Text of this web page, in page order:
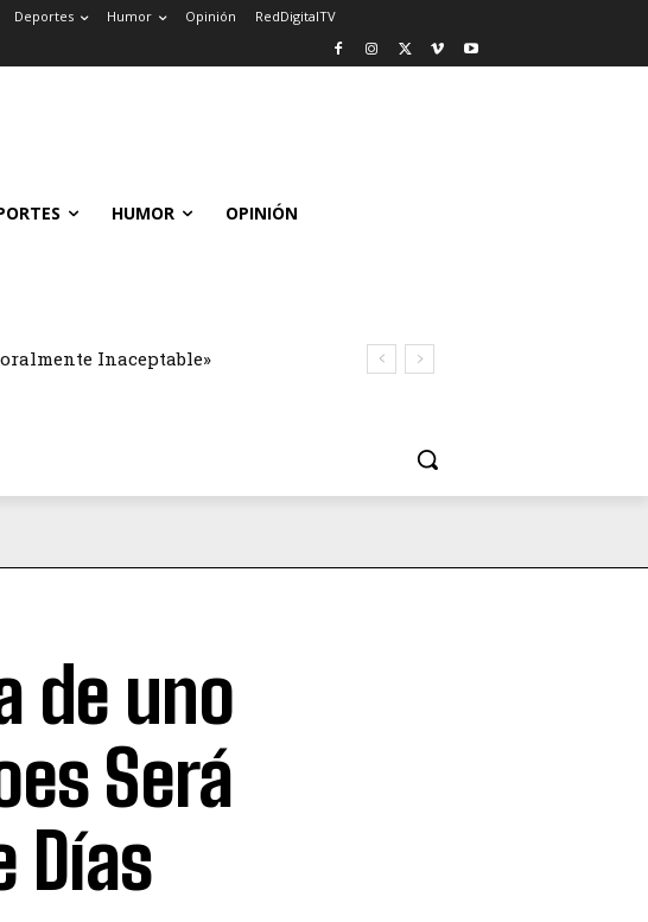
Deportes Humor Opinión RedDigitalTV
HUMOR OPINIÓN
Inaceptable»
de uno
Será
Días